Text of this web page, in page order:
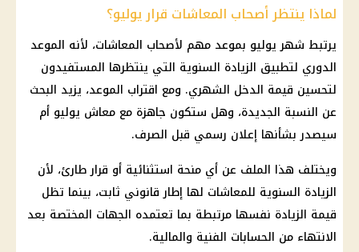
لماذا ينتظر أصحاب المعاشات قرار يوليو؟
يرتبط شهر يوليو بموعد مهم لأصحاب المعاشات، لأنه الموعد
الدوري لتطبيق الزيادة السنوية التي ينتظرها المستفيدون
لتحسين قيمة الدخل الشهري. ومع اقتراب الموعد، يزيد البحث
عن النسبة الجديدة، وهل ستكون جاهزة مع معاش يوليو أم
سيصدر بشأنها إعلان رسمي قبل الصرف.
ويختلف هذا الملف عن أي منحة استثنائية أو قرار طارئ، لأن
الزيادة السنوية للمعاشات لها إطار قانوني ثابت، بينما تظل
قيمة الزيادة نفسها مرتبطة بما تعتمده الجهات المختصة بعد
الانتهاء من الحسابات الفنية والمالية.